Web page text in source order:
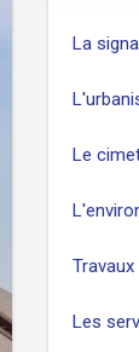
La
Le
Les